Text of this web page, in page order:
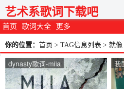
首页 歌词大全 更多
艺术系歌词下载吧
你的位置： 首页 > TAG信息列表 > 就像
dynasty歌词-miia 我